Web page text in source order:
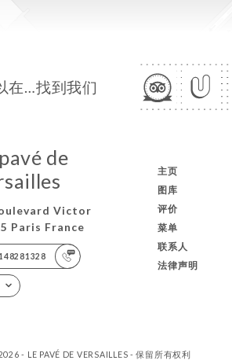
在…找到我们
de
Victor
Paris France
主页
图库
评价
菜单
联系人
法律声明
- LE PAVÉ DE VERSAILLES - 保留所有权利